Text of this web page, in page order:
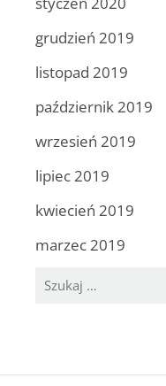
grudzień 2019
listopad 2019
październik 2019
wrzesień 2019
lipiec 2019
kwiecień 2019
marzec 2019
Szukaj: